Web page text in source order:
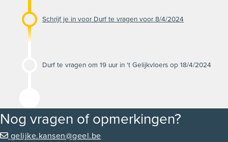
Schrijf je in voor Durf te vragen voor 8/4/2024
Durf te vragen om 19 uur in 't Gelijkvloers op 18/4/2024
Nog vragen of opmerkingen?
gelijke.kansen@geel.be